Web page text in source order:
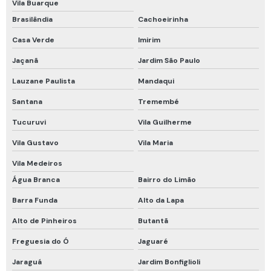
Macacão de proteção química
Manutenção de cilindros de ar respirável
Manutenção de detector de gases
Máscara de fuga
Máscara de fuga drager
Máscara de fuga mina subterrânea
Máscara descartável pff2
Máscara descartável pff2 com carvão ativado
Proteção em altura cinto de segurança
Proteção química tipo 5 e 6
Proteção respiratória
Vila Buarque
Brasilândia
Cachoeirinha
Casa Verde Imirim
Jaçanã Jardim São Paulo
Lauzane Paulista Mandaqui
Santana Tremembé
Tucuruvi Vila Guilherme
Vila Gustavo Vila Maria
Vila Medeiros
Água Branca
Bairro do Limão
Barra Funda Alto da Lapa
Alto de Pinheiros Butantã
Freguesia do Ó Jaguaré
Jaraguá Jardim Bonfiglioli